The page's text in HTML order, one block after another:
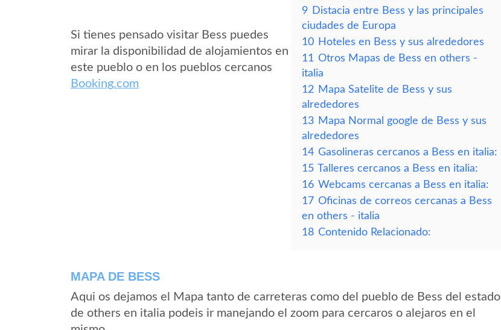
Si tienes pensado visitar Bess puedes
mirar la disponibilidad de alojamientos en
este pueblo o en los pueblos cercanos
Booking.com
9 Distacia entre Bess y las principales
ciudades de Europa
10 Hoteles en Bess y sus alrededores
11 Otros Mapas de Bess en others -
italia
12 Mapa Satelite de Bess y sus
alrededores
13 Mapa Normal google de Bess y sus
alrededores
14 Gasolineras cercanos a Bess en italia:
15 Talleres cercanos a Bess en italia:
16 Webcams cercanas a Bess en italia:
17 Oficinas de correos cercanas a Bess
en others - italia
18 Contenido Relacionado:
MAPA DE BESS
Aqui os dejamos el Mapa tanto de carreteras como del pueblo de Bess del estado
de others en italia podeis ir manejando el zoom para cercaros o alejaros en el